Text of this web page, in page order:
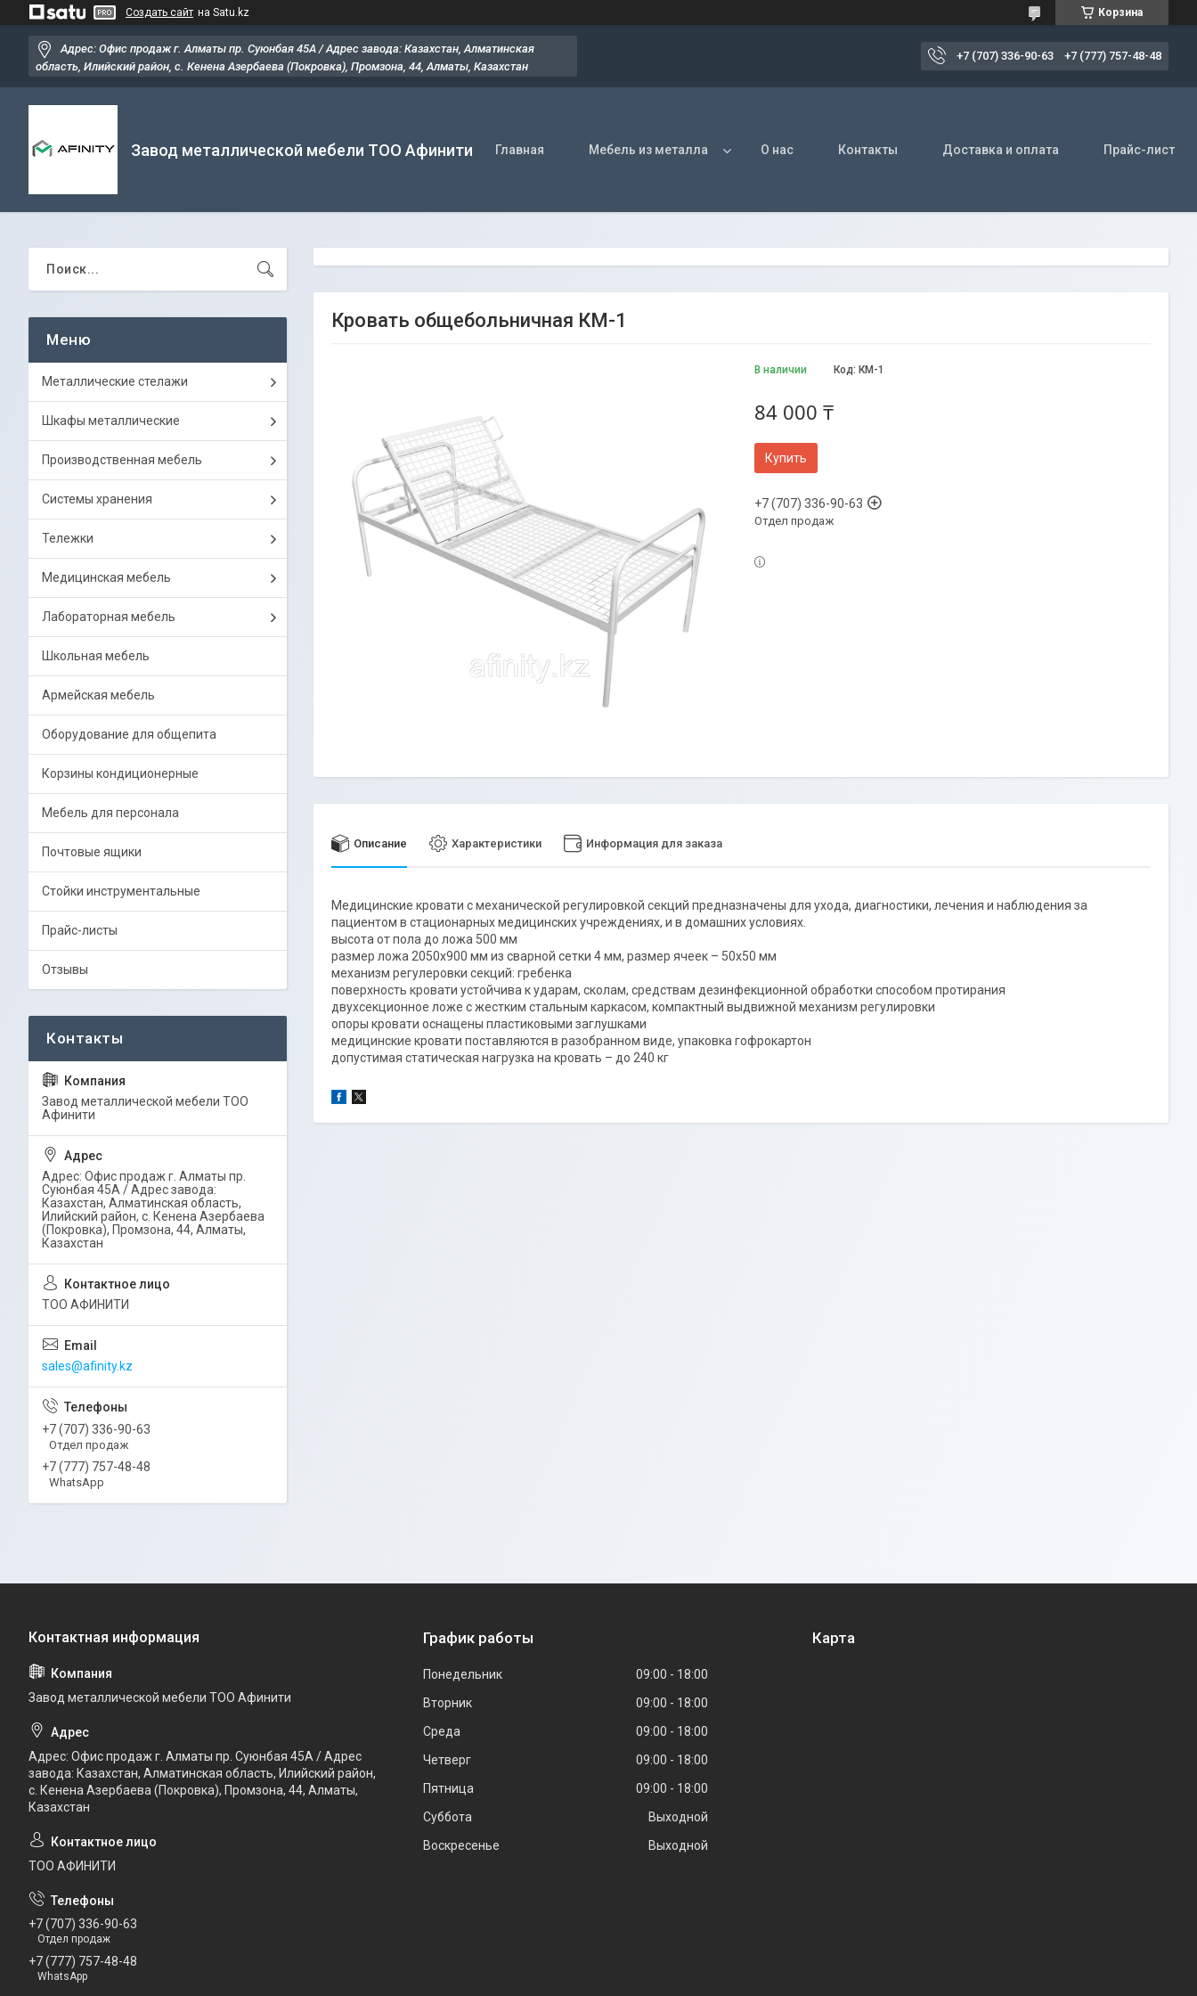
Создать сайт на Satu.kz Корзина
Адрес: Офис продаж г. Алматы пр. Суюнбая 45А / Адрес завода: Казахстан, Алматинская
область, Илийский район, ​с. Кенена Азербаева (Покровка), Промзона, 44​, Алматы, Казахстан
+7 (707) 336-90-63 +7 (777) 757-48-48
Завод металлической мебели ТОО Афинити Главная Мебель из металла О нас Контакты Доставка и оплата Прайс-лист
Кровать общебольничная КМ-1
В наличии Код: КМ-1
84 000 ₸
Купить
+7 (707) 336-90-63
Отдел продаж
Описание Характеристики Информация для заказа
Медицинские кровати с механической регулировкой секций предназначены для ухода, диагностики, лечения и наблюдения за
пациентом в стационарных медицинских учреждениях, и в домашних условиях.
высота от пола до ложа 500 мм
размер ложа 2050х900 мм из сварной сетки 4 мм, размер ячеек – 50х50 мм
механизм регулеровки секций: гребенка
поверхность кровати устойчива к ударам, сколам, средствам дезинфекционной обработки способом протирания
двухсекционное ложе с жестким стальным каркасом, компактный выдвижной механизм регулировки
опоры кровати оснащены пластиковыми заглушками
медицинские кровати поставляются в разобранном виде, упаковка гофрокартон
допустимая статическая нагрузка на кровать – до 240 кг
Металлические стелажи
Шкафы металлические
Производственная мебель
Системы хранения
Тележки
Медицинская мебель
Лабораторная мебель
Школьная мебель
Армейская мебель
Оборудование для общепита
Корзины кондиционерные
Мебель для персонала
Почтовые ящики
Стойки инструментальные
Прайс-листы
Отзывы
Завод металлической мебели ТОО
Афинити
Адрес: Офис продаж г. Алматы пр.
Суюнбая 45А / Адрес завода:
Казахстан, Алматинская область,
Илийский район, ​с. Кенена Азербаева
(Покровка), Промзона, 44​, Алматы,
Казахстан
ТОО АФИНИТИ
sales@afinity.kz
+7 (707) 336-90-63
Отдел продаж
+7 (777) 757-48-48
WhatsApp
Завод металлической мебели ТОО Афинити
Адрес: Офис продаж г. Алматы пр. Суюнбая 45А / Адрес
завода: Казахстан, Алматинская область, Илийский район, ​
с. Кенена Азербаева (Покровка), Промзона, 44​, Алматы,
Казахстан
ТОО АФИНИТИ
+7 (707) 336-90-63
Отдел продаж
+7 (777) 757-48-48
WhatsApp
График работы
Понедельник 09:00
18:00
Вторник
09:00
18:00
Среда
09:00
18:00
Четверг
09:00
18:00
Пятница
09:00
18:00
Суббота
Выходной
Воскресенье
Выходной
Карта